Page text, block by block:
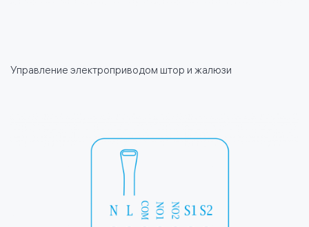
Управление электроприводом штор и жалюзи